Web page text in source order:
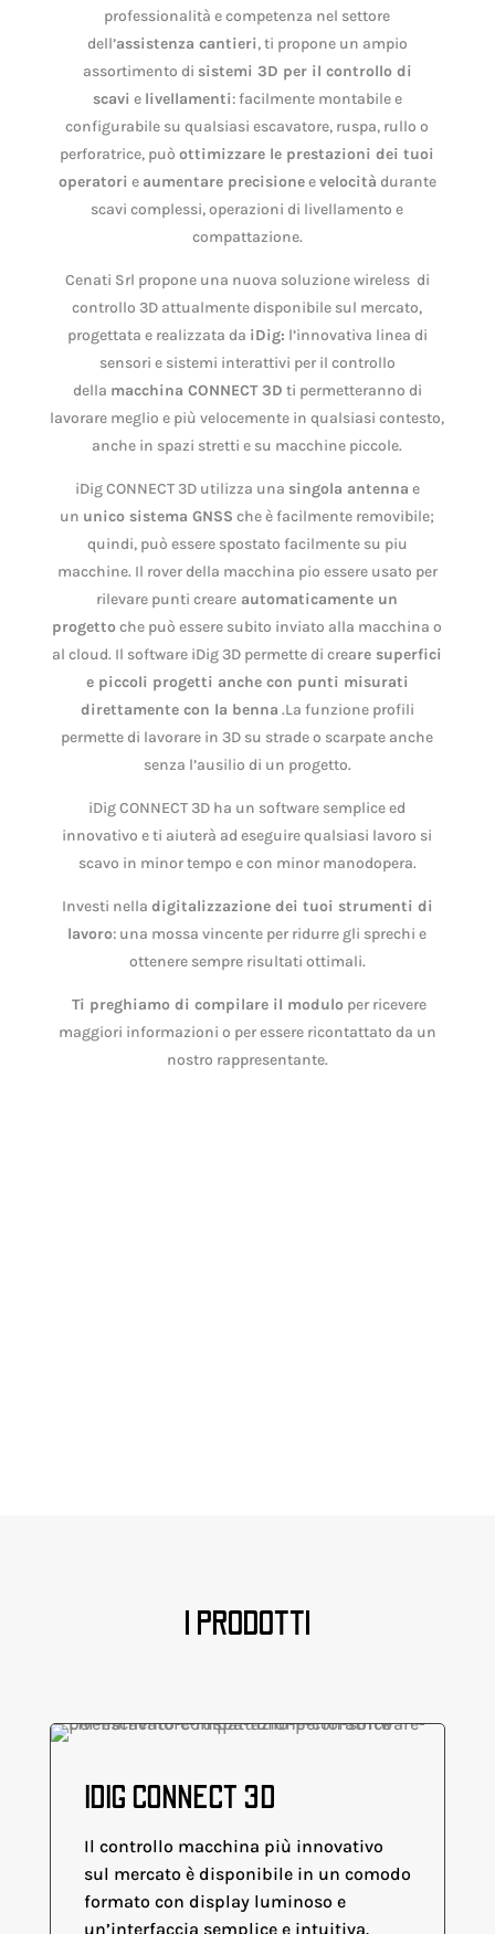
professionalità e competenza nel settore
dell’assistenza cantieri, ti propone un ampio
assortimento di sistemi 3D per il controllo di
scavi e livellamenti: facilmente montabile e
configurabile su qualsiasi escavatore, ruspa, rullo o
perforatrice, puòottimizzare le prestazioni dei tuoi
operatori e aumentare precisioneevelocità durante
scavi complessi, operazioni di livellamento e
compattazione.
Cenati Srl propone una nuova soluzione wireless di
controllo 3D attualmente disponibile sul mercato,
progettata e realizzata da iDig: l’innovativa linea di
sensori e sistemi interattivi per il controllo
della macchina CONNECT 3D ti permetteranno di
lavorare meglio e più velocemente in qualsiasi contesto,
anche in spazi stretti e su macchine piccole.
iDig CONNECT 3D utilizza una singola antenna e
un unico sistema GNSS che è facilmente removibile;
quindi, può essere spostato facilmente su piu
macchine. Il rover della macchina pio essere usato per
rilevare punti creare automaticamente un
progettoche può essere subito inviato alla macchina o
al cloud. Il software iDig 3D permette di creare superfici
e piccoli progetti anche con punti misurati
direttamente con la benna .La funzione profili
permette di lavorare in 3D su strade o scarpate anche
senza l’ausilio di un progetto.
iDig CONNECT 3D ha un software semplice ed
innovativo e ti aiuterà ad eseguire qualsiasi lavoro si
scavo in minor tempo e con minor manodopera.
Investi nella digitalizzazione dei tuoi strumenti di
lavoro: una mossa vincente per ridurre gli sprechi e
ottenere sempre risultati ottimali.
Ti preghiamo di compilare il moduloper ricevere
maggiori informazioni o per essere ricontattato da un
nostro rappresentante.
I PRODOTTI
IDIG CONNECT 3D
Il controllo macchina più innovativo
sul mercato è disponibile in un comodo
formato con display luminoso e
un’interfaccia semplice e intuitiva.